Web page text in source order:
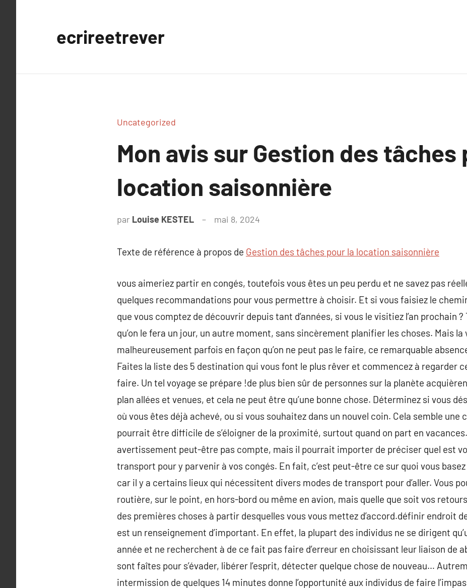
ecrireetrever
Uncategorized
Mon avis sur Gestion des tâches
location saisonnière
par Louise KESTEL mai 8, 2024
Texte de référence à propos de Gestion des tâches pour la location saisonnière
vous aimeriez partir en congés, toutefois vous êtes un peu perdu et ne savez pas
quelques recommandations pour vous permettre à choisir. Et si vous faisiez le
que vous comptez de découvrir depuis tant d’années, si vous le visitiez l’an prochain
qu’on le fera un jour, un autre moment, sans sincèrement planifier les choses. Mais la
malheureusement parfois en façon qu’on ne peut pas le faire, ce remarquable
Faites la liste des 5 destination qui vous font le plus rêver et commencez à regarder
faire. Un tel voyage se prépare !de plus bien sûr de personnes sur la planète
plan allées et venues, et cela ne peut être qu’une bonne chose. Déterminez si vous
où vous êtes déjà achevé, ou si vous souhaitez dans un nouvel coin. Cela semble une
pourrait être difficile de s’éloigner de la proximité, surtout quand on part en
avertissement peut-être pas compte, mais il pourrait importer de préciser quel est
transport pour y parvenir à vos congés. En fait, c’est peut-être ce sur quoi vous
car il y a certains lieux qui nécessitent divers modes de transport pour d’aller. Vous
routière, sur le point, en hors-bord ou même en avion, mais quelle que soit vos
des premières choses à partir desquelles vous vous mettez d’accord.définir endroit
est un renseignement d’important. En effet, la plupart des individus ne se dirigent
année et ne recherchent à de ce fait pas faire d’erreur en choisissant leur liaison de
sont faîtes pour s’évader, libérer l’esprit, détecter quelque chose de nouveau…
intermission de quelques 14 minutes donne l’opportunité aux individus de faire